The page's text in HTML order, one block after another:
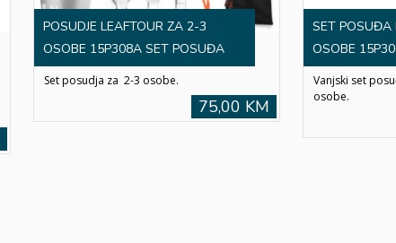
POSUDJE LEAFTOUR ZA 2-3
OSOBE 15P308A SET POSUĐA
Set posudja za 2-3 osobe.
75,00 KM
SET POSUĐA
OSOBE
Vanjski set
osobe.